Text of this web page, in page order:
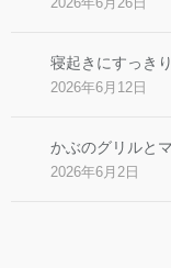
寝起きにすっき
2026年6月12日
かぶのグリルと
2026年6月2日